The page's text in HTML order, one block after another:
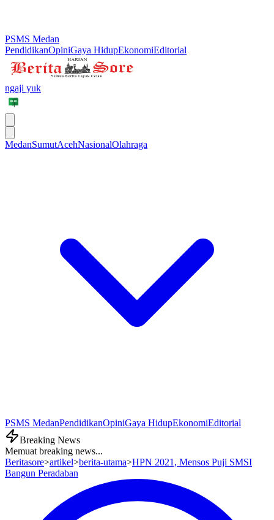
PSMS Medan
PendidikanOpiniGaya HidupEkonomiEditorial
ngaji yuk
MedanSumutAcehNasionalOlahraga
PSMS MedanPendidikanOpiniGaya HidupEkonomiEditorial
Breaking News
Memuat breaking news...
Beritasore>artikel>berita-utama>HPN 2021, Mensos Puji SMSI
Bangun Peradaban